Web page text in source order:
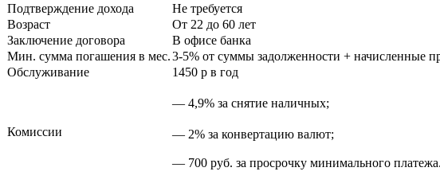
Подтверждение дохода
Не требуется
Возраст
От 22 до 60 лет
Заключение договора
В офисе банка
Мин. сумма погашения в мес.3-5% от суммы задолженности + начисленные
Обслуживание
1450 p в год
Комиссии
— 4,9% за снятие наличных;
— 2% за конвертацию валют;
— 700 руб. за просрочку минимального платежа.